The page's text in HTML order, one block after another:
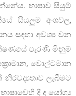
භාෂාව සියුම්
සියලුම අංශවල,
සඳහා අවශ්‍ය වන
පැරණි මිනුම්
වොල්ටමාන
ලැබීමට
දී ද යෝග්‍ය